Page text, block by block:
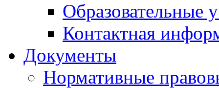
Образовательные
Контактная
Документы
Нормативные